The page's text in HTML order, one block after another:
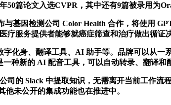
篇论文入选CVPR，其中还有9篇被录用为
因检测公司 Color Health 合作，将使用
疗服务提供者能够就癌症筛查和治疗做出循证
身、翻译工具、AI 助手等。品牌可以从一
一种新的 AI 配音工具，可以自动转录、翻译和
的 Slack 中提取知识，无需离开当前工作流
他未公开的集成功能也在推进中。